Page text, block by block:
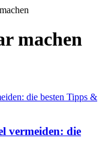
machen
vermeiden: die